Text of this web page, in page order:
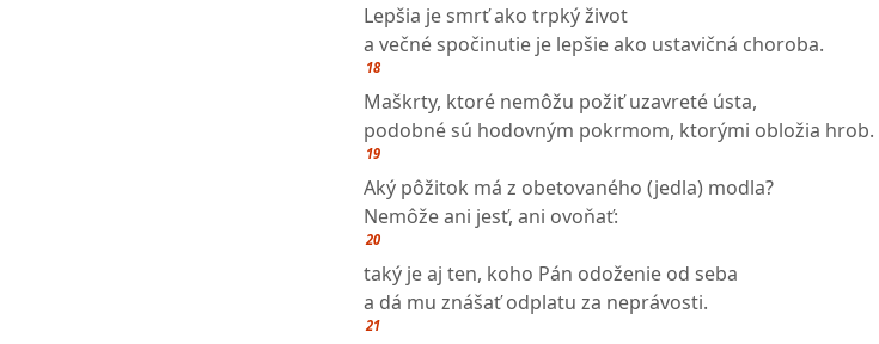
Lepšia je smrť ako trpký život
a večné spočinutie je lepšie ako ustavičná choroba.
18
Maškrty, ktoré nemôžu požiť uzavreté ústa,
podobné sú hodovným pokrmom, ktorými obložia hrob.
19
Aký pôžitok má z obetovaného (jedla) modla?
Nemôže ani jesť, ani ovoňať:
20
taký je aj ten, koho Pán odoženie od seba
a dá mu znášať odplatu za neprávosti.
21